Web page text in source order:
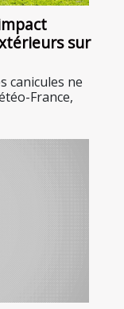
sur
canicules ne
France,